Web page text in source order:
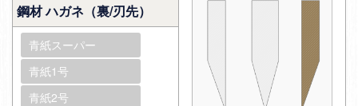
鋼材 ハガネ（裏/刃先）
青紙スーパー
青紙1号
青紙2号